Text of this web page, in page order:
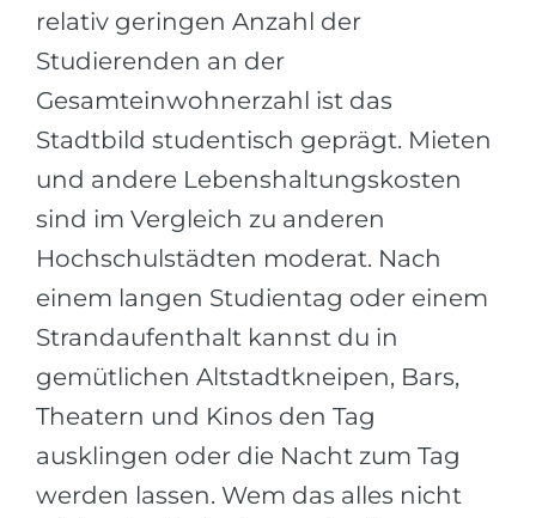
relativ geringen Anzahl der
Studierenden an der
Gesamteinwohnerzahl ist das
Stadtbild studentisch geprägt. Mieten
und andere Lebenshaltungskosten
sind im Vergleich zu anderen
Hochschulstädten moderat. Nach
einem langen Studientag oder einem
Strandaufenthalt kannst du in
gemütlichen Altstadtkneipen, Bars,
Theatern und Kinos den Tag
ausklingen oder die Nacht zum Tag
werden lassen. Wem das alles nicht